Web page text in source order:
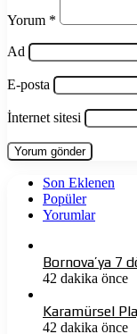
Yorum *
Ad
E-posta
İnternet sitesi
Son Eklenen
Popüler
Yorumlar
Bornova’ya 7
42 dakika önce
Karamürsel
42 dakika önce